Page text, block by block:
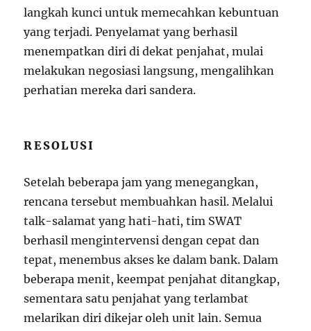
langkah kunci untuk memecahkan kebuntuan
yang terjadi. Penyelamat yang berhasil
menempatkan diri di dekat penjahat, mulai
melakukan negosiasi langsung, mengalihkan
perhatian mereka dari sandera.
RESOLUSI
Setelah beberapa jam yang menegangkan,
rencana tersebut membuahkan hasil. Melalui
talk-salamat yang hati-hati, tim SWAT
berhasil mengintervensi dengan cepat dan
tepat, menembus akses ke dalam bank. Dalam
beberapa menit, keempat penjahat ditangkap,
sementara satu penjahat yang terlambat
melarikan diri dikejar oleh unit lain. Semua